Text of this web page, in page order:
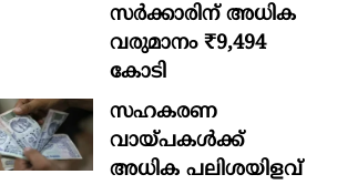
സർക്കാരിന് അധിക
വരുമാനം ₹9,494
കോടി
സഹകരണ
വായ്പകള്‍ക്ക്
അധിക പലിശയിളവ്